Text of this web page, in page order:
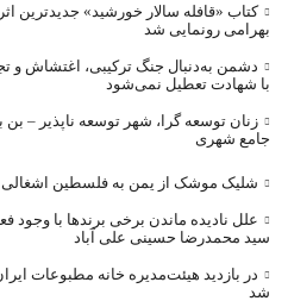
کتاب «قافله‌ سالار خورشید» جدیدترین
بهرامی رونمایی شد
دشمن به‌دنبال جنگ ترکیبی، اغتشاش و
با شهادت تعطیل نمی‌شود
زنان توسعه گرا، شهر توسعه ناپذیر –
جامع شهری
شلیک موشک از یمن به فلسطین اشغالی
علل نادیده ماندن برخی برندها با وجود
سید محمدرضا حسینی علی آباد
در بازدید هیئت‌مدیره خانه مطبوعات
شد